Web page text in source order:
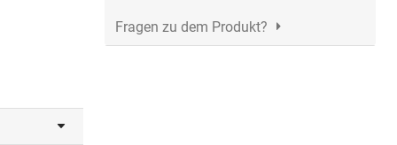
Fragen zu dem Produkt?